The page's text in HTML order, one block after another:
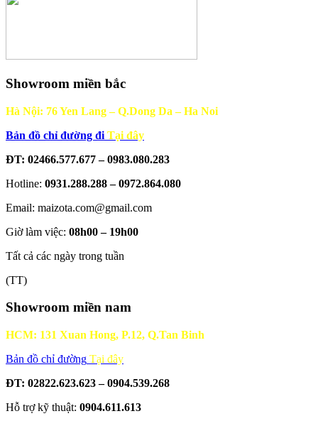
Showroom miền bắc
Hà Nội: 76 Yen Lang – Q.Dong Da – Ha Noi
Bản đồ chỉ đường đi Tại đây
ĐT: 02466.577.677 – 0983.080.283
Hotline: 0931.288.288 – 0972.864.080
Email: maizota.com@gmail.com
Giờ làm việc: 08h00 – 19h00
Tất cả các ngày trong tuần
(TT)
Showroom miền nam
HCM: 131 Xuan Hong, P.12, Q.Tan Binh
Bản đồ chỉ đường Tại đây
ĐT: 02822.623.623 – 0904.539.268
Hỗ trợ kỹ thuật: 0904.611.613